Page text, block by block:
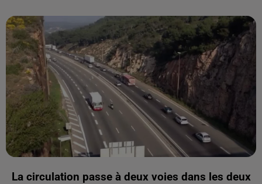
La circulation passe à deux voies dans les deux